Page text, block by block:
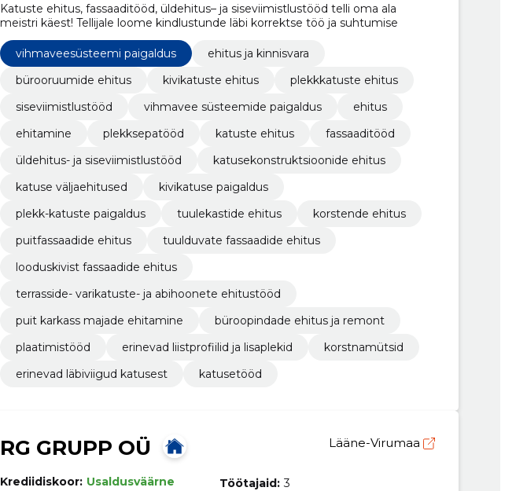
Katuste ehitus, fassaaditööd, üldehitus– ja siseviimistlustööd telli oma ala
meistri käest! Tellijale loome kindlustunde läbi korrektse töö ja suhtumise
vihmaveesüsteemi paigaldus
ehitus ja kinnisvara
bürooruumide ehitus
kivikatuste ehitus
plekkkatuste ehitus
siseviimistlustööd
vihmavee süsteemide paigaldus
ehitus
ehitamine
plekksepatööd katuste ehitus
fassaaditööd
üldehitus- ja siseviimistlustööd
katusekonstruktsioonide ehitus
katuse väljaehitused
kivikatuse paigaldus
plekk-katuste paigaldus
tuulekastide ehitus
korstende ehitus
puitfassaadide ehitus
tuulduvate fassaadide ehitus
looduskivist fassaadide ehitus
terrasside- varikatuste- ja abihoonete ehitustööd
puit karkass majade ehitamine
büroopindade ehitus ja remont
plaatimistööd
erinevad liistprofiilid ja lisaplekid
korstnamütsid
erinevad läbiviigud katusest
katusetööd
RG GRUPP OÜ Lääne-Virumaa
Krediidiskoor: Usaldusväärne
Töötajaid: 3